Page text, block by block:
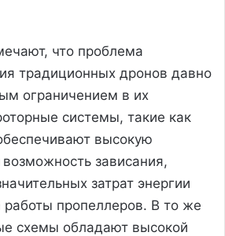
что проблема
традиционных дронов давно
ограничением в их
системы, такие как
высокую
зависания,
затрат энергии
работы пропеллеров. В то же
схемы обладают высокой